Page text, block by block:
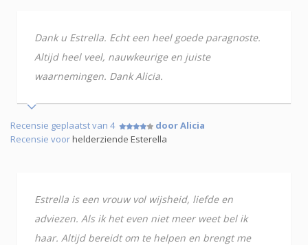
Dank u Estrella. Echt een heel goede paragnoste.
Altijd heel veel, nauwkeurige en juiste
waarnemingen. Dank Alicia.
Recensie geplaatst van 4
door Alicia
Recensie voorhelderziende Esterella
Estrella is een vrouw vol wijsheid, liefde en
adviezen. Als ik het even niet meer weet bel ik
haar. Altijd bereidt om te helpen en brengt me